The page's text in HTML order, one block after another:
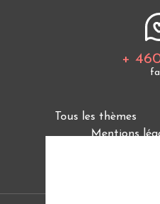
+
Tous les thèmes
Mentions